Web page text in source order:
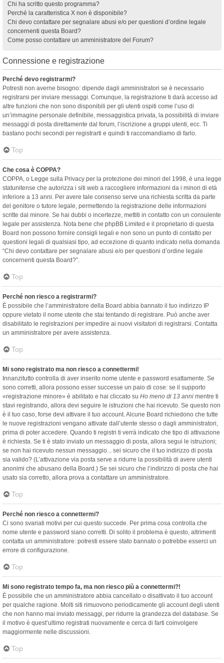
Chi ha scritto questo programma?
Perché la caratteristica X non è disponibile?
Chi devo contattare per segnalare abusi e/o per questioni d’ordine legale
concernenti questa Board?
Come posso contattare un amministratore del Forum?
Connessione e registrazione
Perché devo registrarmi?
Potresti non averne bisogno: dipende dagli amministratori se è necessario
registrarsi per inviare messaggi. Comunque, la registrazione ti darà accesso ad
altre funzioni che non sono disponibili per gli utenti ospiti come l’uso di
un’immagine personale definibile, messaggistica privata, la possibilità di inviare
messaggi di posta direttamente dal forum, l’iscrizione a gruppi utenti, ecc. Ti
bastano pochi secondi per registrarti e quindi ti raccomandiamo di farlo.
Top
Che cosa è COPPA?
COPPA, o Legge sulla Privacy per la protezione dei minori del 1998, è una legge
statunitense che autorizza i siti web a raccogliere informazioni da i minori di età
inferiore a 13 anni. Per avere tale consenso serve una richiesta scritta da parte
del genitore o tutore legale, permettendo la registrazione delle informazioni
scritte dal minore. Se hai dubbi o incertezze, mettiti in contatto con un consulente
legale per assistenza. Nota bene che phpBB Limited e il proprietario di questa
Board non possono fornire consigli legali e non sono un punto di contatto per
questioni legali di qualsiasi tipo, ad eccezione di quanto indicato nella domanda
“Chi devo contattare per segnalare abusi e/o per questioni d’ordine legale
concernenti questa Board?”.
Top
Perché non riesco a registrarmi?
È possibile che l’amministratore della Board abbia bannato il tuo indirizzo IP
oppure vietato il nome utente che stai tentando di registrare. Può anche aver
disabilitato le registrazioni per impedire ai nuovi visitatori di registrarsi. Contatta
un amministratore per avere assistenza.
Top
Mi sono registrato ma non riesco a connettermi!
Innanzitutto controlla di aver inserito nome utente e password esattamente. Se
sono corretti, allora possono esser successe un paio di cose: se il supporto
«registrazione minore» è abilitato e hai cliccato su Ho meno di 13 anni mentre ti
stavi registrando, allora devi seguire le istruzioni che hai ricevuto. Se questo non
è il tuo caso, forse devi attivare il tuo account. Alcune Board richiedono che tutte
le nuove registrazioni vengano attivate dall’utente stesso o dagli amministratori,
prima di poter accedere. Quando ti registri ti verrà indicato che tipo di attivazione
è richiesta. Se ti è stato inviato un messaggio di posta, allora segui le istruzioni;
se non hai ricevuto nessun messaggio... sei sicuro che il tuo indirizzo di posta
sia valido? (L’attivazione via posta serve a ridurre la possibilità di avere utenti
anonimi che abusano della Board.) Se sei sicuro che l’indirizzo di posta che hai
usato sia corretto, allora prova a contattare un amministratore.
Top
Perché non riesco a connettermi?
Ci sono svariati motivi per cui questo succede. Per prima cosa controlla che
nome utente e password siano corretti. Di solito il problema è questo, altrimenti
contatta un amministratore: potresti essere stato bannato o potrebbe esserci un
errore di configurazione.
Top
Mi sono registrato tempo fa, ma non riesco più a connettermi?!
È possibile che un amministratore abbia cancellato o disattivato il tuo account
per qualche ragione. Molti siti rimuovono periodicamente gli account degli utenti
che non hanno mai inviato messaggi, per ridurre la grandezza del database. Se
il motivo è quest’ultimo registrati nuovamente e cerca di farti coinvolgere
maggiormente nelle discussioni.
Top